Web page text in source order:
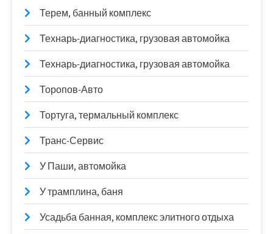
Терем, банный комплекс
Технарь-диагностика, грузовая автомойка
Технарь-диагностика, грузовая автомойка
Торопов-Авто
Тортуга, термальный комплекс
Транс-Сервис
У Паши, автомойка
У трамплина, баня
Усадьба банная, комплекс элитного отдыха